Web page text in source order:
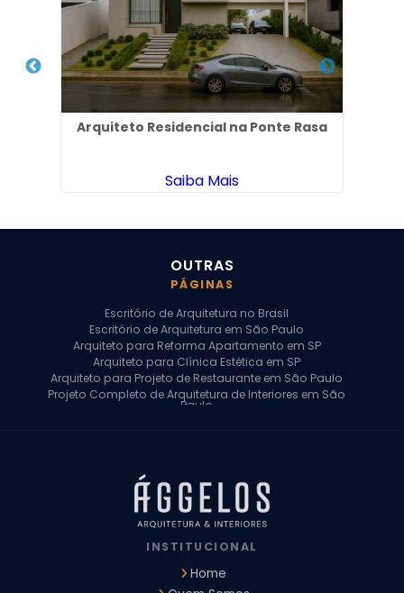
Arquiteto Residencial na Ponte Rasa
Saiba Mais
OUTRAS
PÁGINAS
Escritório de Arquitetura no Brasil
Escritório de Arquitetura em São Paulo
Arquiteto para Reforma Apartamento em SP
Arquiteto para Clínica Estética em SP
Arquiteto para Projeto de Restaurante em São Paulo
Projeto Completo de Arquitetura de Interiores em São
Paulo
Arquiteto para Projeto Comercial em São Paulo
Arquiteto Comercial
Arquiteto para Reforma de Apartamento
Arquiteto para Reforma Residencial
Arquitetura para Reforma de Casas
Design de Interiores Apartamentos
INSTITUCIONAL
Home